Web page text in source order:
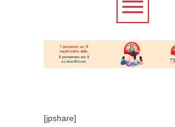
[jpshare]